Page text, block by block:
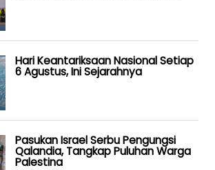
Hari Keantariksaan Nasional Setiap
6 Agustus, Ini Sejarahnya
Pasukan Israel Serbu Pengungsi
Qalandia, Tangkap Puluhan Warga
Palestina